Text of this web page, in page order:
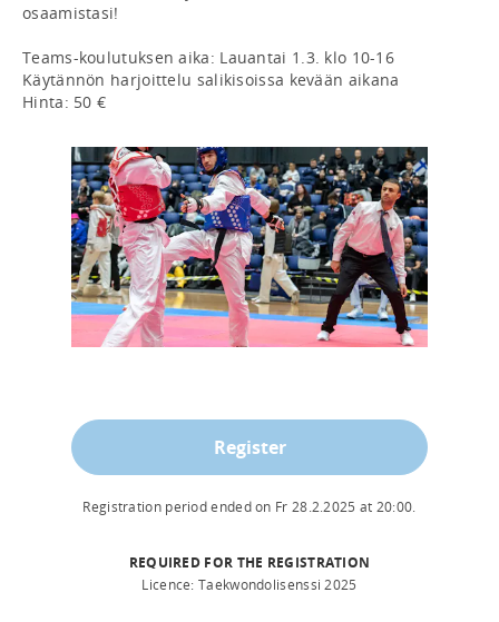
osaamistasi!
Teams-koulutuksen aika: Lauantai 1.3. klo 10-16
Käytännön harjoittelu salikisoissa kevään aikana
Hinta: 50 €
Register
Registration period ended on Fr 28.2.2025 at 20:00.
REQUIRED FOR THE REGISTRATION
Licence: Taekwondolisenssi 2025